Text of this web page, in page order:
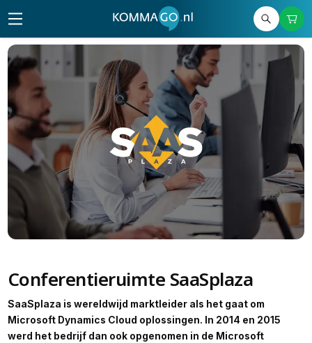
Conferentieruimte SaaSplaza
SaaSplaza is wereldwijd marktleider als het gaat om
Microsoft Dynamics Cloud oplossingen. In 2014 en 2015
werd het bedrijf dan ook opgenomen in de Microsoft